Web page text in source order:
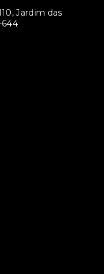
Jardim das
644